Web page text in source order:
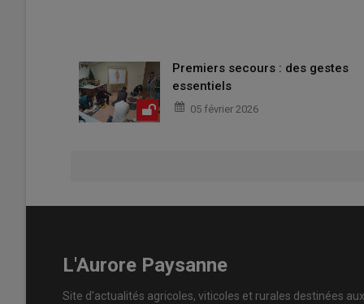
Premiers secours : des gestes
essentiels
05 février 2026
L'Aurore Paysanne
Site d'actualités agricoles, viticoles et rurales destinées aux